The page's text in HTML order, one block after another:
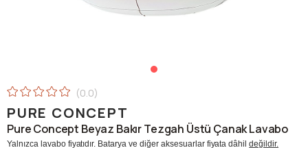
0.0
PURE CONCEPT
Pure Concept Beyaz Bakır Tezgah Üstü Çanak Lavabo
Yalnızca lavabo fiyatıdır. Batarya ve diğer aksesuarlar fiyata dâhildeğildir.